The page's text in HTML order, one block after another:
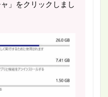
」をクリックしまし